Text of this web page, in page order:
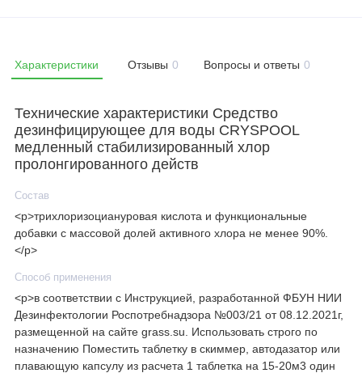
Характеристики Отзывы 0 Вопросы и ответы 0
Технические характеристики Средство
дезинфицирующее для воды CRYSPOOL
медленный стабилизированный хлор
пролонгированного действ
Состав
<p>трихлоризоциануровая кислота и функциональные
добавки с массовой долей активного хлора не менее 90%.
</p>
Способ применения
<p>в соответствии с Инструкцией, разработанной ФБУН НИИ
Дезинфектологии Роспотребнадзора №003/21 от 08.12.2021г,
размещенной на сайте grass.su. Использовать строго по
назначению Поместить таблетку в скиммер, автодазатор или
плавающую капсулу из расчета 1 таблетка на 15-20м3 один